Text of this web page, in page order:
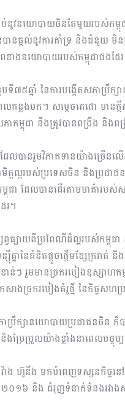
ាប់នូវនយោបាយចិន​តែមួយ​របស់​កម្
ផ្ដល់​នូវការគាំទ្រ និងជំនួយ មិន
ខាងនយោ​បាយ​របស់​កម្ពុជាផងដែ
៧៥ឆ្នាំ​ នៃការបង្កើត​សភា​ប្
ន្លងមក។ សម្ដេចតេជោ មានក្តី
កម្ពុជា នឹងត្រូវបាន​ពង្រឹង និងព
លបានរួមវិភាគទាន​យ៉ាង​ច្រើន
ត្តល្អរបស់ប្រទេសចិន និងប្រជ
ពុជា ដែលបានដើរ​តាមមាគ៌ារប
រ។
សាយពីប្រពៃណីដ៏ល្អ​របស់​កម្ពុជា
នៃគំនិតផ្ដួចផ្ដើមខ្សែក្រវាត់
ាន់ៗ រួមមានច្រក​របៀងឧស្សាហក
ាងច្រករបៀងគំរូថ្មី នៃកិច្ចសហប្
ក្សានយោបាយ​ប្រជាជន​ចិន ក៏ប
រែប្រួលយ៉ាងខ្លាំងនាពេលបច្ចុប្ប
វ៉ាង ហ៊ូនីង មកបំពេញ​ទស្សន​កិច្ចន
ាំ២០១៦ និង ជំរុញទំនាក់ទំនងរវ